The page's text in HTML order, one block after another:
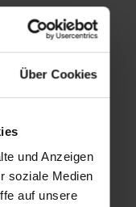
Über Cookies
und Anzeigen
soziale Medien
auf unsere